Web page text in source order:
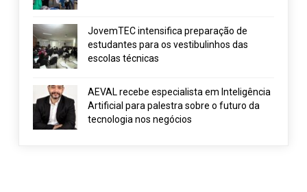
JovemTEC intensifica preparação de
estudantes para os vestibulinhos das
escolas técnicas
AEVAL recebe especialista em Inteligência
Artificial para palestra sobre o futuro da
tecnologia nos negócios